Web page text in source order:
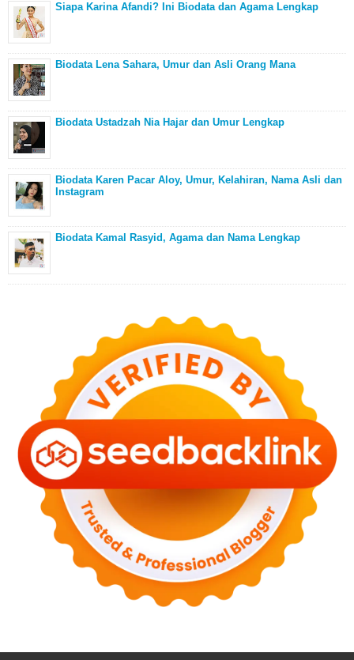
Siapa Karina Afandi? Ini Biodata dan Agama Lengkap
Biodata Lena Sahara, Umur dan Asli Orang Mana
Biodata Ustadzah Nia Hajar dan Umur Lengkap
Biodata Karen Pacar Aloy, Umur, Kelahiran, Nama Asli dan
Instagram
Biodata Kamal Rasyid, Agama dan Nama Lengkap